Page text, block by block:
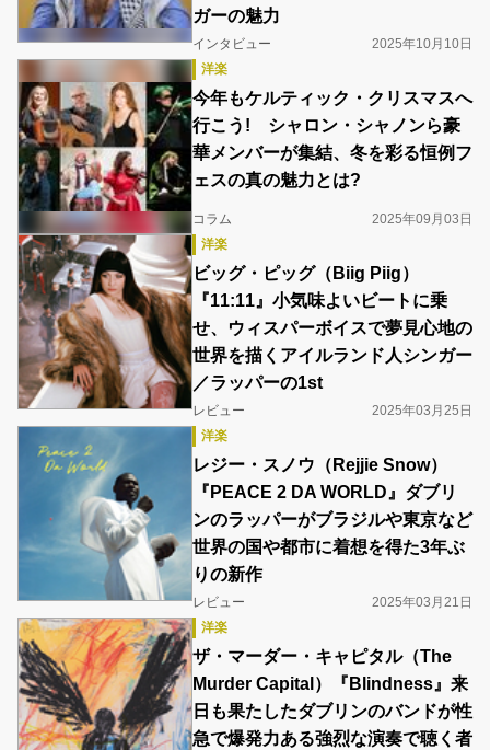
ガーの魅力
インタビュー
2025年10月10日
洋楽
今年もケルティック・クリスマスへ
行こう! シャロン・シャノンら豪
華メンバーが集結、冬を彩る恒例フ
ェスの真の魅力とは?
コラム
2025年09月03日
洋楽
ビッグ・ピッグ（Biig Piig）
『11:11』小気味よいビートに乗
せ、ウィスパーボイスで夢見心地の
世界を描くアイルランド人シンガー
／ラッパーの1st
レビュー
2025年03月25日
洋楽
レジー・スノウ（Rejjie Snow）
『PEACE 2 DA WORLD』ダブリ
ンのラッパーがブラジルや東京など
世界の国や都市に着想を得た3年ぶ
りの新作
レビュー
2025年03月21日
洋楽
ザ・マーダー・キャピタル（The
Murder Capital）『Blindness』来
日も果たしたダブリンのバンドが性
急で爆発力ある強烈な演奏で聴く者